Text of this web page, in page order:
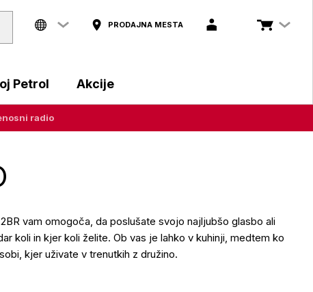
PRODAJNA MESTA
Petrol Akcije
radio
vam omogoča, da poslušate svojo najljubšo glasbo ali
koli in kjer koli želite. Ob vas je lahko v kuhinji, medtem ko
kjer uživate v trenutkih z družino.